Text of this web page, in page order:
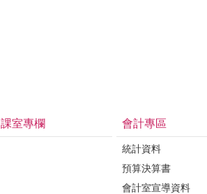
課室專欄 會計專區
統計資料
預算決算書
會計室宣導資料